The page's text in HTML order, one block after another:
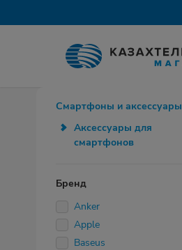
Смартфоны и аксессуары
Аксессуары для
смартфонов
Бренд
Anker
Apple
Baseus